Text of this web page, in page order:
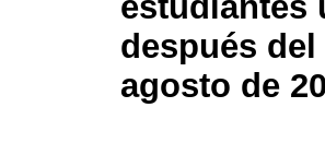
después
agosto de